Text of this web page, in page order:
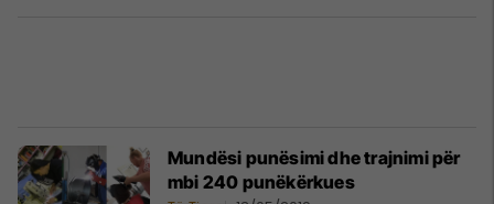
Mundësi punësimi dhe trajnimi për
mbi 240 punëkërkues